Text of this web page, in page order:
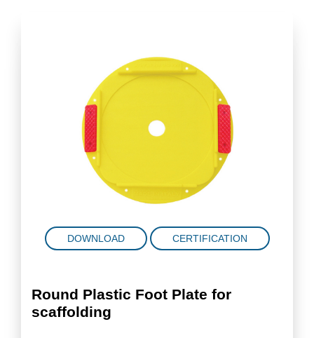
DOWNLOAD CERTIFICATION
Round Plastic Foot Plate for
scaffolding